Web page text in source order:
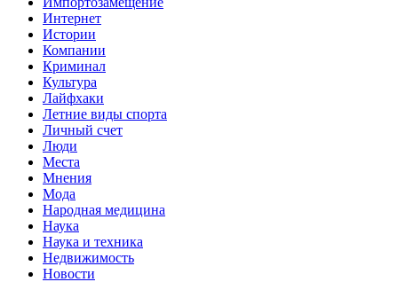
Интернет
Истории
Компании
Криминал
Культура
Лайфхаки
Летние виды спорта
Личный счет
Люди
Места
Мнения
Мода
Народная медицина
Наука
Наука и техника
Недвижимость
Новости